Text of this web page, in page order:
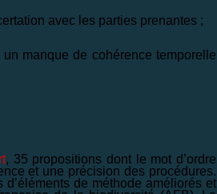
avec les parties prenantes ;
manque de cohérence temporelle
, 35 propositions dont le mot d’ordre
et une précision des procédures.
d’éléments de méthode améliorés et